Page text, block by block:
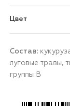
Цвет
Состав:
луговые травы,
группы В